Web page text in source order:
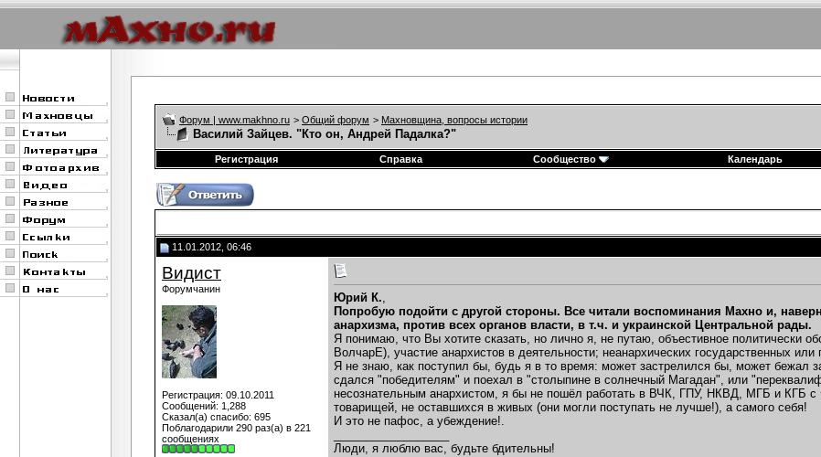
Форум | www.makhno.ru > Общий форум > Махновщина, вопросы истории
Василий Зайцев. "Кто он, Андрей Падалка?"
Регистрация
Справка Сообщество Календарь
11.01.2012, 06:46
Видист
Форумчанин
Регистрация: 09.10.2011
Сообщений: 1,288
Сказал(а) спасибо: 695
Поблагодарили 290 раз(а) в 221
сообщениях
Юрий К.,
Попробую подойти с другой стороны. Все читали воспоминания Махно и,
анархизма, против всех органов власти, в т.ч. и украинской Центральной рады.
Я понимаю, что Вы хотите сказать, но лично я, не путаю, объестивное политически
ВолчарЕ), участие анархистов в деятельности; неанархических государственных
Я не знаю, как поступил бы, будь я в то время: может застрелился бы, может бежал
сдался "победителям" и поехал в "столыпине в солнечный Магадан", или
несознательным анархистом, я бы не пошёл работать в ВЧК, ГПУ, НКВД, МГБ и КГБ
товарищей, не оставшихся в живых (они могли поступать не лучше!), а самого себя!
И это не пафос, а убеждение!.
Люди, я люблю вас, будьте бдительны!